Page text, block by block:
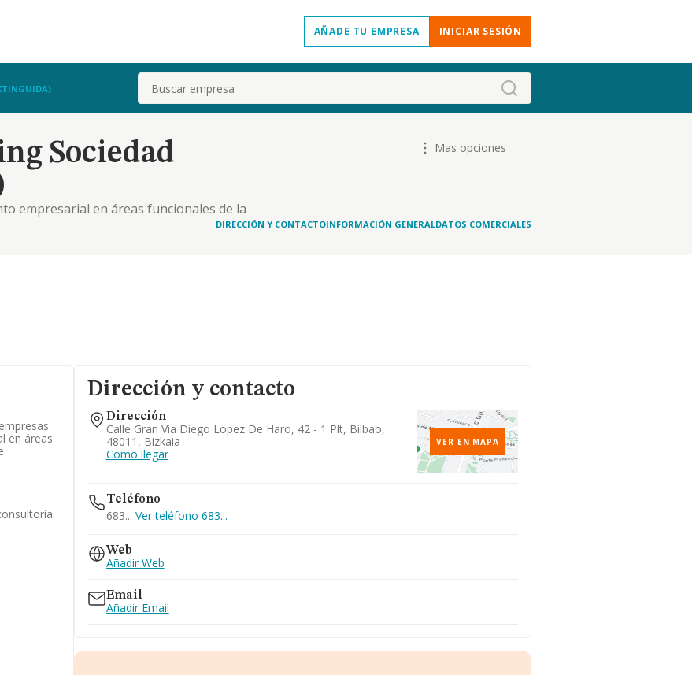
AÑADE TU EMPRESA INICIAR SESIÓN
Buscar
Sociedad
empresarial en áreas funcionales de la
Mas opciones
DIRECCIÓN Y CONTACTOINFORMACIÓN GENERALDATOS COMERCIALES
en áreas
Dirección y contacto
Dirección
Calle Gran Via Diego Lopez De Haro, 42 - 1 Plt, Bilbao,
48011, Bizkaia
Como llegar
VER EN MAPA
Teléfono
683... Ver teléfono 683...
Web
Añadir Web
Email
Añadir Email